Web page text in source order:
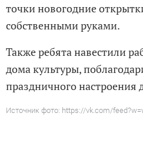
точки новогодние
собственными руками.
Также ребята навестили
дома культуры,
праздничного настроения
Источник фото: https://vk.com/